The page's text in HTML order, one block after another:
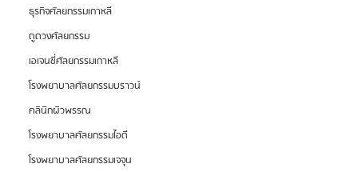
ธุรกิจศัลยกรรมเกาหลี
ดูดวงศัลยกรรม
เอเจนซี่ศัลยกรรมเกาหลี
โรงพยาบาลศัลยกรรมบราวน์
คลินิกผิวพรรณ
โรงพยาบาลศัลยกรรมไอดี
โรงพยาบาลศัลยกรรมเจจุน